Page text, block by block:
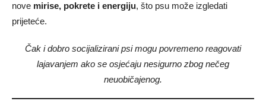
nove mirise, pokrete i energiju, što psu može izgledati
prijeteće.
Čak i dobro socijalizirani psi mogu povremeno reagovati
lajavanjem ako se osjećaju nesigurno zbog nečeg
neuobičajenog.